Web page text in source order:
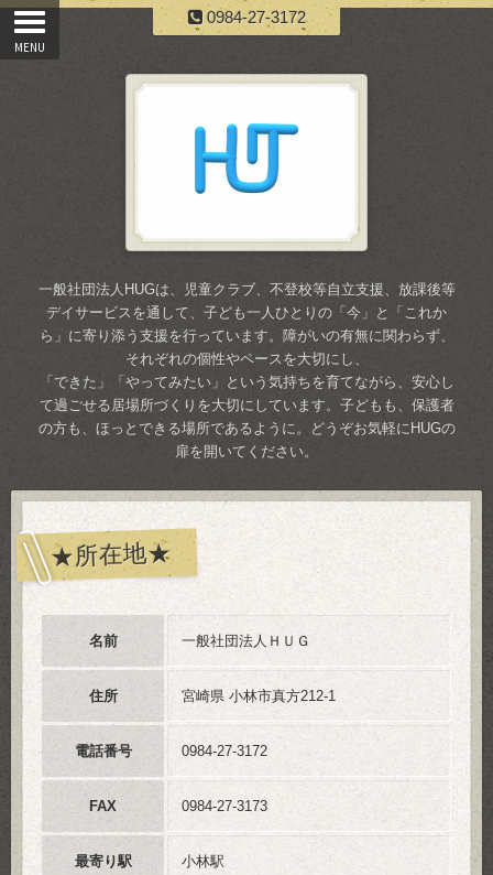
0984-27-3172
一般社団法人HUGは、児童クラブ、不登校等自立支援、放課後等
デイサービスを通して、子ども一人ひとりの「今」と「これか
ら」に寄り添う支援を行っています。障がいの有無に関わらず、
それぞれの個性やペースを大切にし、
「できた」「やってみたい」という気持ちを育てながら、安心し
て過ごせる居場所づくりを大切にしています。子どもも、保護者
の方も、ほっとできる場所であるように。どうぞお気軽にHUGの
扉を開いてください。
★所在地★
名前 一般社団法人ＨＵＧ
住所 宮崎県 小林市真方212-1
電話番号 0984-27-3172
FAX 0984-27-3173
最寄り駅 小林駅